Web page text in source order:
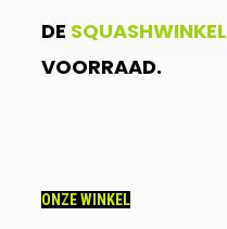
DE SQUASHWINKEL
VOORRAAD.
ONZE WINKEL